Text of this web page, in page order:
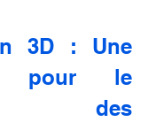
3D : Une
pour le
des